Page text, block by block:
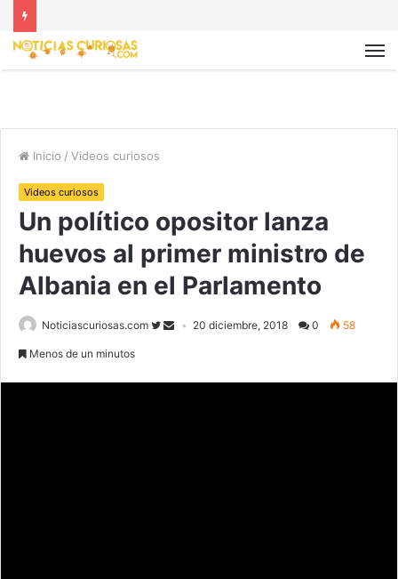
Inicio / Videos curiosos
Videos curiosos
Un político opositor lanza
huevos al primer ministro de
Albania en el Parlamento
Noticiascuriosas.com 20 diciembre, 2018 0 58
Menos de un minutos